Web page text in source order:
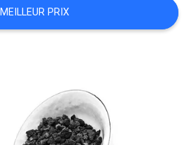
MEILLEUR PRIX